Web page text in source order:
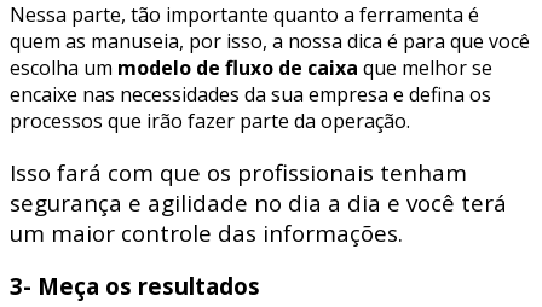
Nessa parte, tão importante quanto a ferramenta é
quem as manuseia, por isso, a nossa dica é para que você
escolha um modelo de fluxo de caixa que melhor se
encaixe nas necessidades da sua empresa e defina os
processos que irão fazer parte da operação.
Isso fará com que os profissionais tenham
segurança e agilidade no dia a dia e você terá
um maior controle das informações.
3- Meça os resultados